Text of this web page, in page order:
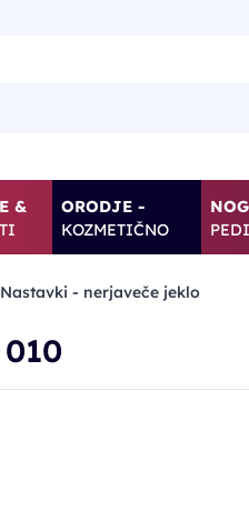
&
ORODJE -
KOZMETIČNO
Nastavki - nerjaveče jeklo